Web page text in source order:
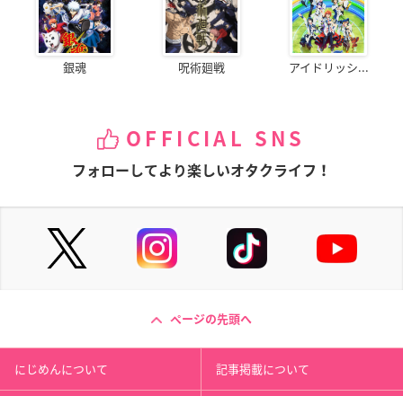
銀魂 呪術廻戦 アイドリッシ...
OFFICIAL SNS
フォローしてより楽しいオタクライフ！
ページの先頭へ
にじめんについて 記事掲載について